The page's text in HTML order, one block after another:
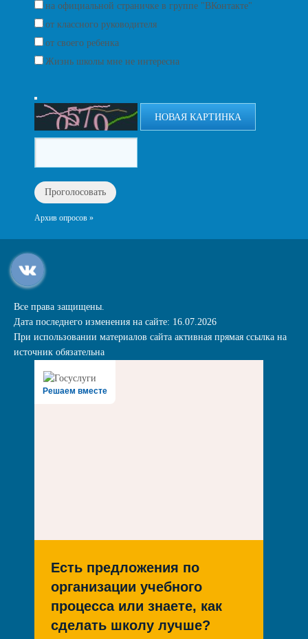
на официальной страничке в группе "ВКонтакте"
от классного руководителя
от своего ребенка
Жизнь школы мне не интересна
НОВАЯ КАРТИНКА
Архив опросов »
Все права защищены.
Дата последнего изменения на сайте: 16.07.2026
При использовании материалов сайта активная прямая ссылка на
источник обязательна
Решаем вместе
Есть предложения по
организации учебного
процесса или знаете, как
сделать школу лучше?